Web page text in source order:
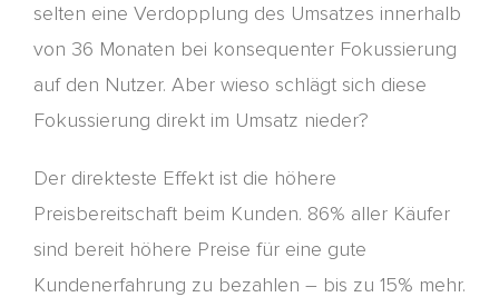
selten eine Verdopplung des Umsatzes innerhalb
von 36 Monaten bei konsequenter Fokussierung
auf den Nutzer. Aber wieso schlägt sich diese
Fokussierung direkt im Umsatz nieder?
Der direkteste Effekt ist die höhere
Preisbereitschaft beim Kunden. 86% aller Käufer
sind bereit höhere Preise für eine gute
Kundenerfahrung zu bezahlen – bis zu 15% mehr.